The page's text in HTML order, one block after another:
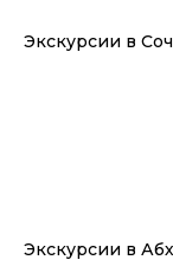
Экскурсии в
Экскурсии в